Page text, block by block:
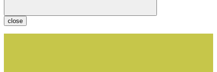
close